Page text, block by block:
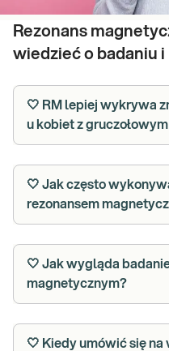
Rezonans
wiedzieć o badaniu
🤍 RM lepiej wykrywa
u kobiet z
🤍 Jak często
rezonansem
🤍 Jak wygląda
magnetycznym?
🤍 Kiedy umówić się